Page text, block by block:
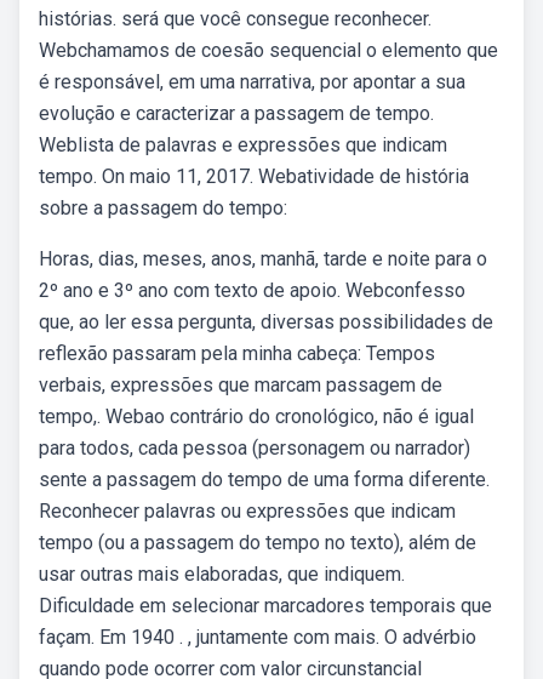
histórias. será que você consegue reconhecer.
Webchamamos de coesão sequencial o elemento que
é responsável, em uma narrativa, por apontar a sua
evolução e caracterizar a passagem de tempo.
Weblista de palavras e expressões que indicam
tempo. On maio 11, 2017. Webatividade de história
sobre a passagem do tempo:
Horas, dias, meses, anos, manhã, tarde e noite para o
2º ano e 3º ano com texto de apoio. Webconfesso
que, ao ler essa pergunta, diversas possibilidades de
reflexão passaram pela minha cabeça: Tempos
verbais, expressões que marcam passagem de
tempo,. Webao contrário do cronológico, não é igual
para todos, cada pessoa (personagem ou narrador)
sente a passagem do tempo de uma forma diferente.
Reconhecer palavras ou expressões que indicam
tempo (ou a passagem do tempo no texto), além de
usar outras mais elaboradas, que indiquem.
Dificuldade em selecionar marcadores temporais que
façam. Em 1940 . , juntamente com mais. O advérbio
quando pode ocorrer com valor circunstancial